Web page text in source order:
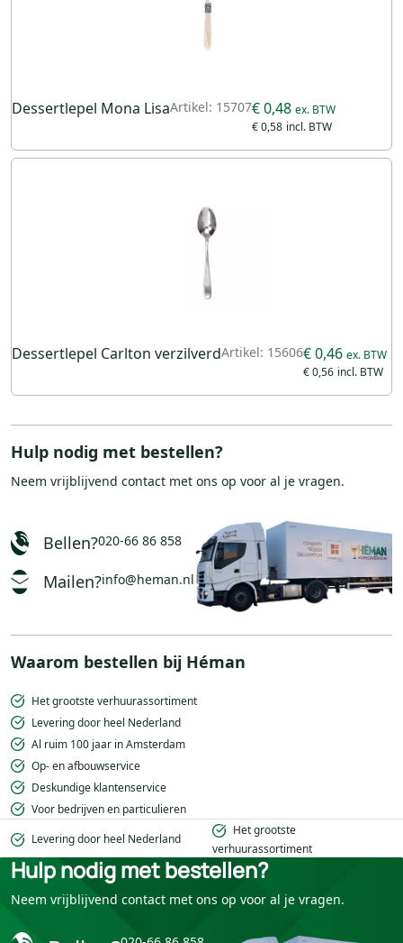
Dessertlepel Mona LisaArtikel: 15707
€ 0,58
€ 0,48
Dessertlepel Carlton verzilverdArtikel: 15606
€ 0,56
€ 0,46
Hulp nodig met bestellen?
Neem vrijblijvend contact met ons op voor al je vragen.
Bellen?020-66 86 858
Mailen?info@heman.nl
Waarom bestellen bij Héman
Het grootste verhuurassortiment
Levering door heel Nederland
Al ruim 100 jaar in Amsterdam
Op- en afbouwservice
Deskundige klantenservice
Voor bedrijven en particulieren
Levering door heel Nederland
Het grootste
verhuurassortiment
Hulp nodig met bestellen?
Neem vrijblijvend contact met ons op voor al je vragen.